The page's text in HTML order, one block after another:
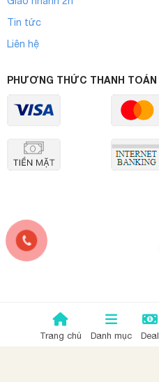
Tin tức
Liên hệ
PHƯƠNG THỨC THANH TOÁN
Trang chủ Danh mục Deal